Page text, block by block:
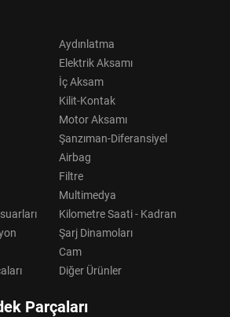
Aydınlatma
Elektrik Aksamı
İç Aksam
Kilit-Kontak
Motor Aksamı
Şanzıman-Diferansiyel
Airbag
Filtre
Multimedya
Kilometre Saati - Kadran
Şarj Dinamoları
Cam
Diğer Ürünler
Parçaları